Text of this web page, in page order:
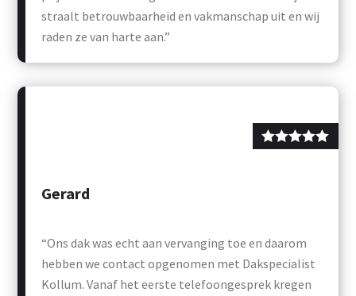
straalt betrouwbaarheid en vakmanschap uit en wij
raden ze van harte aan.”
“Ons dak was echt aan vervanging toe en daarom
hebben we contact opgenomen met Dakspecialist
Kollum. Vanaf het eerste telefoongesprek kregen
Gerard